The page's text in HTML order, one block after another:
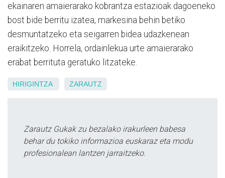
ekainaren amaierarako kobrantza estazioak dagoeneko
bost bide berritu izatea, markesina behin betiko
desmuntatzeko eta seigarren bidea udazkenean
eraikitzeko. Horrela, ordainlekua urte amaierarako
erabat berrituta geratuko litzateke.
HIRIGINTZA ZARAUTZ
Zarautz Gukak zu bezalako irakurleen babesa
behar du tokiko informazioa euskaraz eta modu
profesionalean lantzen jarraitzeko.